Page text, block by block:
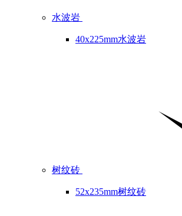
水波岩
40x225mm水波岩
树纹砖
52x235mm树纹砖